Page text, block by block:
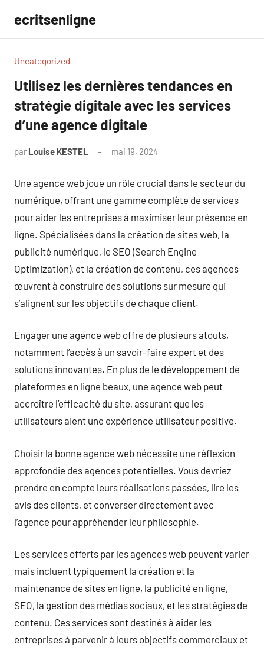
contenu
ecritsenligne
Uncategorized
Utilisez les dernières tendances en
stratégie digitale avec les services
d’une agence digitale
par Louise KESTEL mai 19, 2024
Une agence web joue un rôle crucial dans le secteur du
numérique, offrant une gamme complète de services
pour aider les entreprises à maximiser leur présence en
ligne. Spécialisées dans la création de sites web, la
publicité numérique, le SEO (Search Engine
Optimization), et la création de contenu, ces agences
œuvrent à construire des solutions sur mesure qui
s’alignent sur les objectifs de chaque client.
Engager une agence web offre de plusieurs atouts,
notamment l’accès à un savoir-faire expert et des
solutions innovantes. En plus de le développement de
plateformes en ligne beaux, une agence web peut
accroître l’efficacité du site, assurant que les
utilisateurs aient une expérience utilisateur positive.
Choisir la bonne agence web nécessite une réflexion
approfondie des agences potentielles. Vous devriez
prendre en compte leurs réalisations passées, lire les
avis des clients, et converser directement avec
l’agence pour appréhender leur philosophie.
Les services offerts par les agences web peuvent varier
mais incluent typiquement la création et la
maintenance de sites en ligne, la publicité en ligne,
SEO, la gestion des médias sociaux, et les stratégies de
contenu. Ces services sont destinés à aider les
entreprises à parvenir à leurs objectifs commerciaux et